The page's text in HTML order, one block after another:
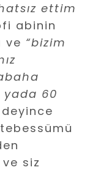
ettim
abinin
ve “bizim
60
deyince
siz